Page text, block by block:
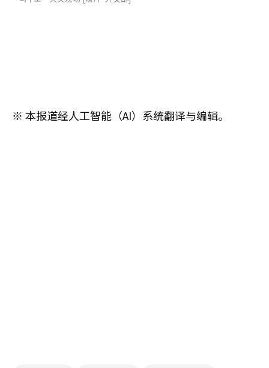
※ 本报道经人工智能（AI）系统翻译与编辑。